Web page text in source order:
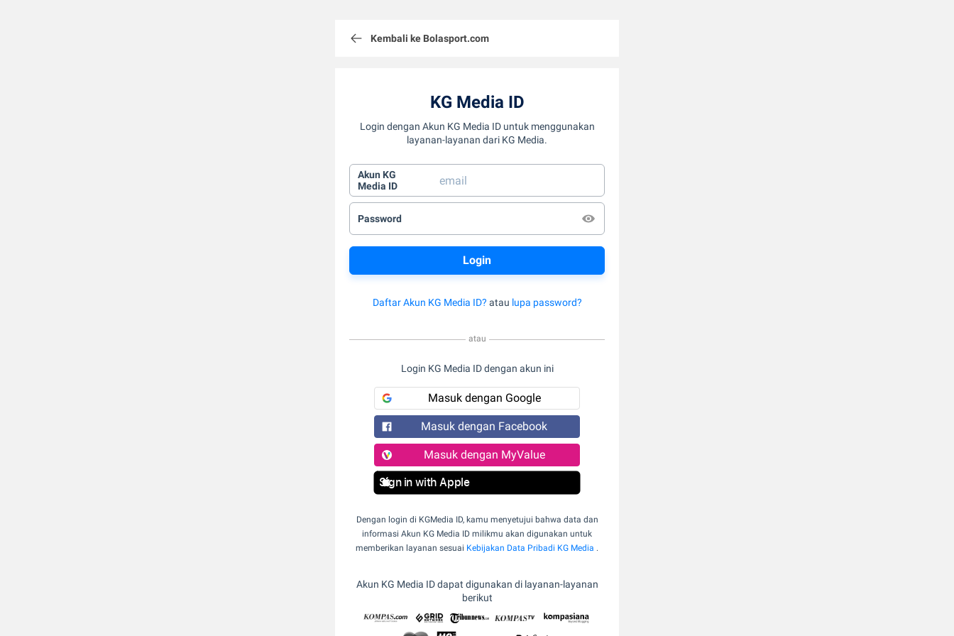
Kembali ke Bolasport.com
KG Media ID
Login dengan Akun KG Media ID untuk menggunakan
layanan-layanan dari KG Media.
Akun KG
Media ID
Password
Daftar Akun KG Media ID? atau lupa password?
atau
Login KG Media ID dengan akun ini
Masuk dengan Google
Masuk dengan Facebook
Masuk dengan MyValue
Sign in with Apple
Dengan login di KGMedia ID, kamu menyetujui bahwa data dan
informasi Akun KG Media ID milikmu akan digunakan untuk
memberikan layanan sesuai Kebijakan Data Pribadi KG Media .
Akun KG Media ID dapat digunakan di layanan-layanan
berikut